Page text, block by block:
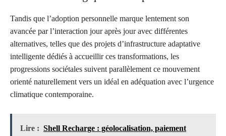
Tandis que l’adoption personnelle marque lentement son
avancée par l’interaction jour après jour avec différentes
alternatives, telles que des projets d’infrastructure adaptative
intelligente dédiés à accueillir ces transformations, les
progressions sociétales suivent parallèlement ce mouvement
orienté naturellement vers un idéal en adéquation avec l’urgence
climatique contemporaine.
Lire : Shell Recharge : géolocalisation, paiement